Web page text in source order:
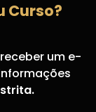
Curso?
um e-